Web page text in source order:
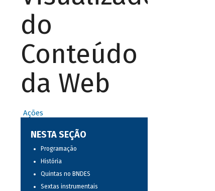
do
Conteúdo
da Web
Ações
NESTA SEÇÃO
Programação
História
Quintas no BNDES
Sextas instrumentais